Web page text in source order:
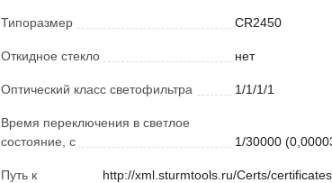
Типоразмер CR2450
Откидное стекло нет
Оптический класс светофильтра 1/1/1/1
Время переключения в светлое
состояние, с
1/30000
Путь к
http://xml.sturmtools.ru/Certs/